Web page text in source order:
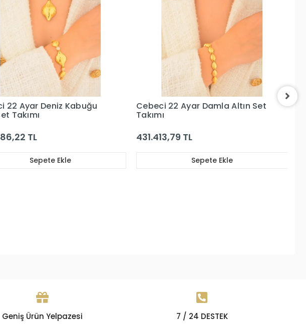
22 Ayar Damla Altın Set
TL
Sepete Ekle
Cebeci 22 Ayar Altın Set Takımı
577.533,63 TL
Sepete Ekle
Geniş Ürün Yelpazesi 7 / 24 DESTEK